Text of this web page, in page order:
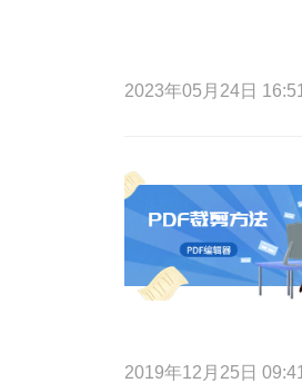
2023年05月24日 16:51
2019年12月25日 09:41